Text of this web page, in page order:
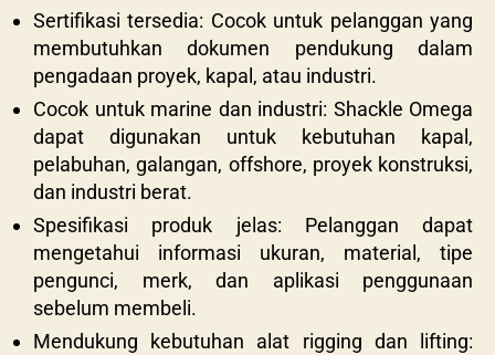
Sertifikasi tersedia: Cocok untuk pelanggan yang
membutuhkan dokumen pendukung dalam
pengadaan proyek, kapal, atau industri.
Cocok untuk marine dan industri: Shackle Omega
dapat digunakan untuk kebutuhan kapal,
pelabuhan, galangan, offshore, proyek konstruksi,
dan industri berat.
Spesifikasi produk jelas: Pelanggan dapat
mengetahui informasi ukuran, material, tipe
pengunci, merk, dan aplikasi penggunaan
sebelum membeli.
Mendukung kebutuhan alat rigging dan lifting: